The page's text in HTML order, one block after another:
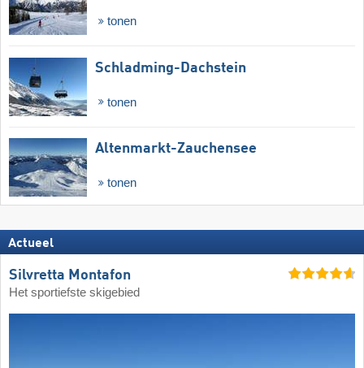
tonen
Schladming-Dachstein
tonen
Altenmarkt-Zauchensee
tonen
Actueel
Silvretta Montafon
Het sportiefste skigebied